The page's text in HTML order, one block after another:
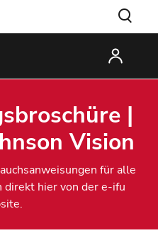
|
Vision
für alle
direkt hier von der e-ifu